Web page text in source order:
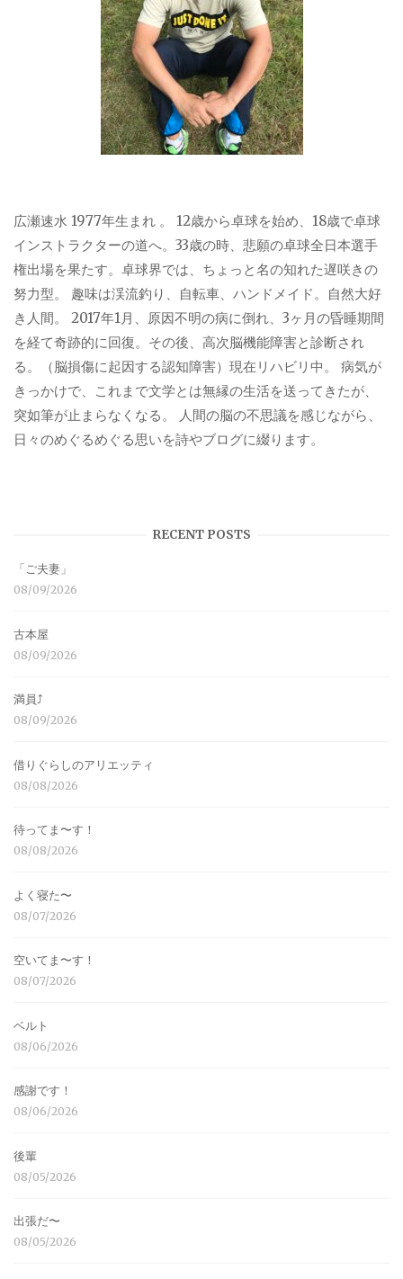
広瀬速水 1977年生まれ 。 12歳から卓球を始め、18歳で卓球
インストラクターの道へ。33歳の時、悲願の卓球全日本選手
権出場を果たす。卓球界では、ちょっと名の知れた遅咲きの
努力型。 趣味は渓流釣り、自転車、ハンドメイド。自然大好
き人間。 2017年1月、原因不明の病に倒れ、3ヶ月の昏睡期間
を経て奇跡的に回復。その後、高次脳機能障害と診断され
る。（脳損傷に起因する認知障害）現在リハビリ中。 病気が
きっかけで、これまで文学とは無縁の生活を送ってきたが、
突如筆が止まらなくなる。 人間の脳の不思議を感じながら、
日々のめぐるめぐる思いを詩やブログに綴ります。
RECENT POSTS
「ご夫妻」
08/09/2026
古本屋
08/09/2026
満員⤴︎
08/09/2026
借りぐらしのアリエッティ
08/08/2026
待ってま〜す！
08/08/2026
よく寝た〜
08/07/2026
空いてま〜す！
08/07/2026
ベルト
08/06/2026
感謝です！
08/06/2026
後輩
08/05/2026
出張だ〜
08/05/2026